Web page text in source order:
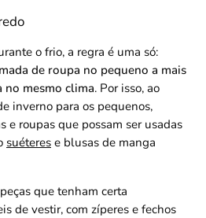
o frio, a regra é uma só:
de roupa no pequeno a mais
mesmo clima. Por isso, ao
inverno para os pequenos,
e roupas que possam ser usadas
suéteres e blusas de manga
que tenham certa
de vestir, com zíperes e fechos